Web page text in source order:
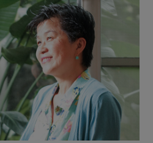
當令水果
蕈菇類
乳製品
米麵雜糧
一籃菜真心話
合作聯合國